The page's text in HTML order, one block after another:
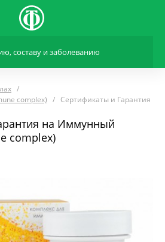
complex)
Сертификаты и Гарантия
на Иммунный
complex)